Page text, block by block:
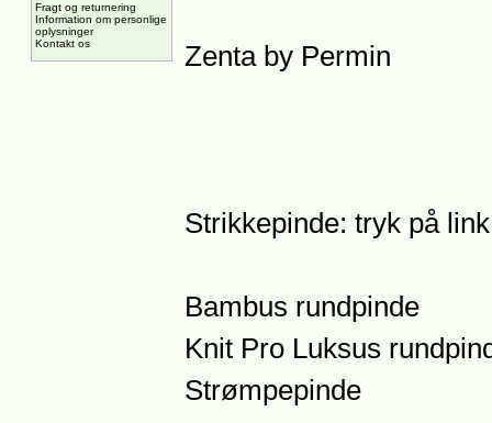
Fragt og returnering
Information om personlige
oplysninger
Kontakt os
Zenta by Permin
Strikkepinde: tryk på
Bambus rundpinde
Knit Pro Luksus
Strømpepinde